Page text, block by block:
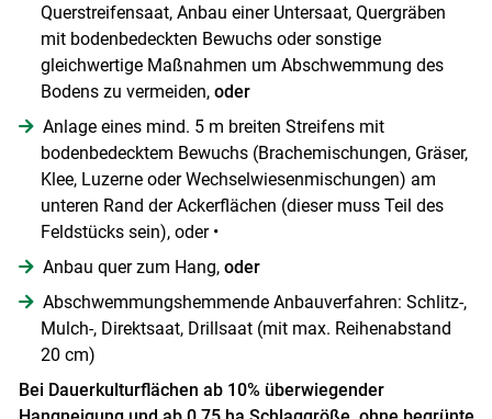
Querstreifensaat, Anbau einer Untersaat, Quergräben
mit bodenbedeckten Bewuchs oder sonstige
gleichwertige Maßnahmen um Abschwemmung des
Bodens zu vermeiden, oder
Anlage eines mind. 5 m breiten Streifens mit
bodenbedecktem Bewuchs (Brachemischungen, Gräser,
Klee, Luzerne oder Wechselwiesenmischungen) am
unteren Rand der Ackerflächen (dieser muss Teil des
Feldstücks sein), oder •
Anbau quer zum Hang, oder
Abschwemmungshemmende Anbauverfahren: Schlitz-,
Mulch-, Direktsaat, Drillsaat (mit max. Reihenabstand
20 cm)
Bei Dauerkulturflächen ab 10% überwiegender